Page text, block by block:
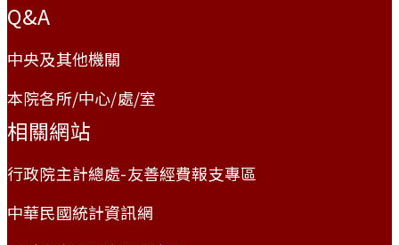
Q&A
中央及其他機關
本院各所/中心/處/室
相關網站
行政院主計總處-友善經費報支專區
中華民國統計資訊網